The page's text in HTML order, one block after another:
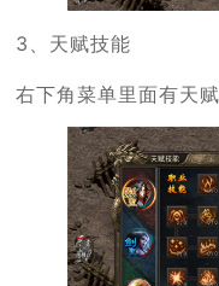
3、天赋技能
右下角菜单里面有天